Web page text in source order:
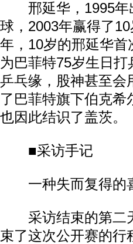
邢延华，1995年
球，2003年赢得了
年，10岁的邢延华
为巴菲特75岁生日
乒乓缘，股神甚至会
了巴菲特旗下伯克希
也因此结识了盖茨。
■采访手记
一种失而复得的
采访结束的第二天
束了这次公开赛的行